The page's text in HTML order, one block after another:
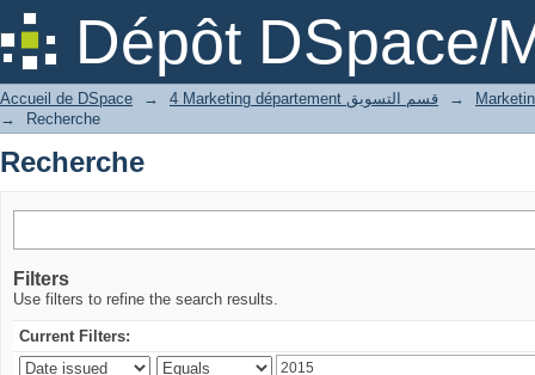
Dépôt DSpace/
Recherche
Accueil de DSpace → 4 Marketing département قسم التسويق
→
→
Recherche
Recherche
Filters
Use filters to refine the search results.
Current Filters: